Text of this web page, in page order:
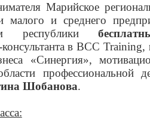
Марийское
малого и среднего
республики
консультанта в BCC
«Синергия»,
профессиональной
Шобанова.